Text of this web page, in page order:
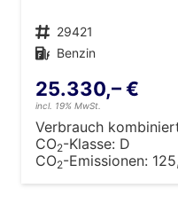
Fahrzeugnr. 29421
Kraftstoff Benzin
25.330,– €
incl. 19% MwSt.
Verbrauch
CO2-Klasse: D
CO2-Emissionen: